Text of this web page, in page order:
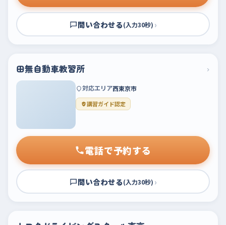
問い合わせる(入力30秒) ›
田無自動車教習所 ›
対応エリア西東京市
講習ガイド認定
電話で予約する
問い合わせる(入力30秒) ›